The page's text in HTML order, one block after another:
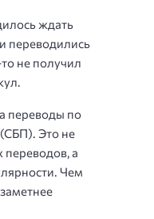
ждать
переводились
не получил
переводы по
Это не
переводов, а
Чем